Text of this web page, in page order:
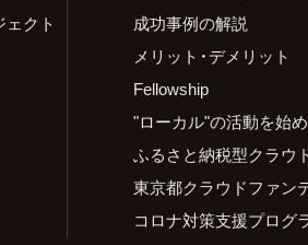
クト
成功事例の解説
メリット・デメリット
Fellowship
"ローカル"の活動を始
ふるさと納税型クラウ
東京都クラウドファン
コロナ対策支援プログ